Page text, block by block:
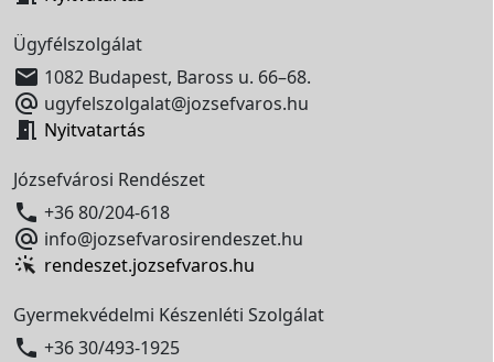
Ügyfélszolgálat
 1082 Budapest, Baross u. 66–68.
 ugyfelszolgalat@jozsefvaros.hu
 Nyitvatartás
Józsefvárosi Rendészet
 +36 80/204-618
 info@jozsefvarosirendeszet.hu
rendeszet.jozsefvaros.hu
Gyermekvédelmi Készenléti Szolgálat
 +36 30/493-1925